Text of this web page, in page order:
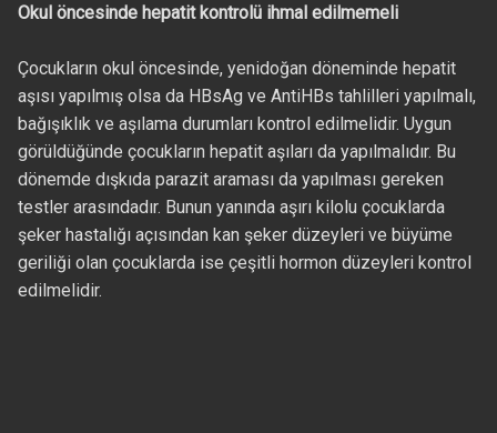
Okul öncesinde hepatit kontrolü ihmal edilmemeli
Çocukların okul öncesinde, yenidoğan döneminde hepatit
aşısı yapılmış olsa da HBsAg ve AntiHBs tahlilleri yapılmalı,
bağışıklık ve aşılama durumları kontrol edilmelidir. Uygun
görüldüğünde çocukların hepatit aşıları da yapılmalıdır. Bu
dönemde dışkıda parazit araması da yapılması gereken
testler arasındadır. Bunun yanında aşırı kilolu çocuklarda
şeker hastalığı açısından kan şeker düzeyleri ve büyüme
geriliği olan çocuklarda ise çeşitli hormon düzeyleri kontrol
edilmelidir.